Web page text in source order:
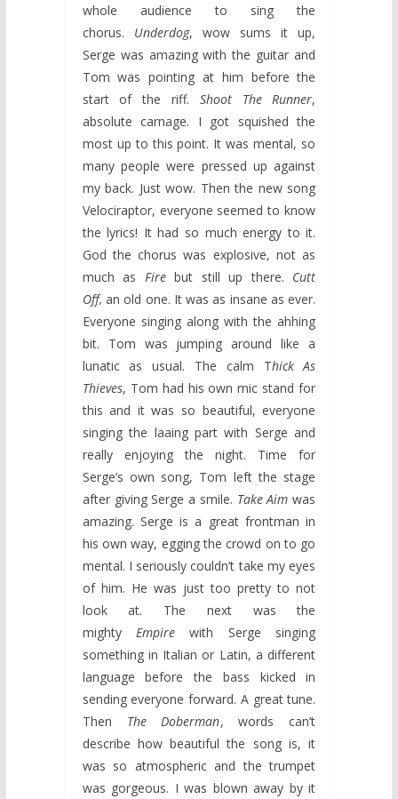
whole audience to sing the
chorus. Underdog, wow sums it up,
Serge was amazing with the guitar and
Tom was pointing at him before the
start of the riff. Shoot The Runner,
absolute carnage. I got squished the
most up to this point. It was mental, so
many people were pressed up against
my back. Just wow. Then the new song
Velociraptor, everyone seemed to know
the lyrics! It had so much energy to it.
God the chorus was explosive, not as
much as Firebut still up there. Cutt
Off, an old one. It was as insane as ever.
Everyone singing along with the ahhing
bit. Tom was jumping around like a
lunatic as usual. The calm Thick As
Thieves, Tom had his own mic stand for
this and it was so beautiful, everyone
singing the laaing part with Serge and
really enjoying the night. Time for
Serge’s own song, Tom left the stage
after giving Serge a smile. Take Aim was
amazing. Serge is a great frontman in
his own way, egging the crowd on to go
mental. I seriously couldn’t take my eyes
of him. He was just too pretty to not
look at. The next was the
mighty Empire with Serge singing
something in Italian or Latin, a different
language before the bass kicked in
sending everyone forward. A great tune.
Then The Doberman, words can’t
describe how beautiful the song is, it
was so atmospheric and the trumpet
was gorgeous. I was blown away by it